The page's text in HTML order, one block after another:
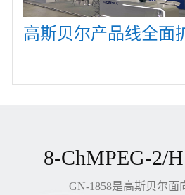
8-ChMPEG-2/
GN-1858是高斯贝尔